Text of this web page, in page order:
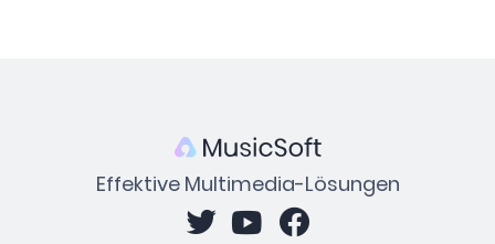
Effektive Multimedia-Lösungen